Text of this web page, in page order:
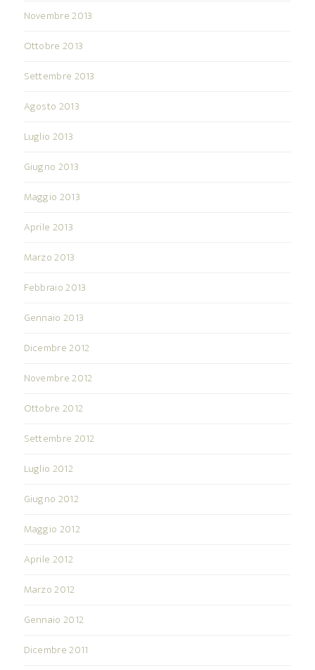
Novembre 2013
Ottobre 2013
Settembre 2013
Agosto 2013
Luglio 2013
Giugno 2013
Maggio 2013
Aprile 2013
Marzo 2013
Febbraio 2013
Gennaio 2013
Dicembre 2012
Novembre 2012
Ottobre 2012
Settembre 2012
Luglio 2012
Giugno 2012
Maggio 2012
Aprile 2012
Marzo 2012
Gennaio 2012
Dicembre 2011